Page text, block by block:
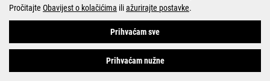
© Marko-Projekt 2026
Pročitajte Obavijest o kolačićima iliažurirajte postavke.
Prihvaćam sve
Prihvaćam nužne